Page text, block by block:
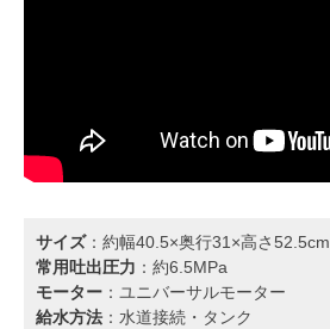
サイズ：約幅40.5×奥行31×高さ52.5cm
常用吐出圧力 ：約6.5MPa
モーター ：ユニバーサルモーター
給水方法 ：水道接続・タンク